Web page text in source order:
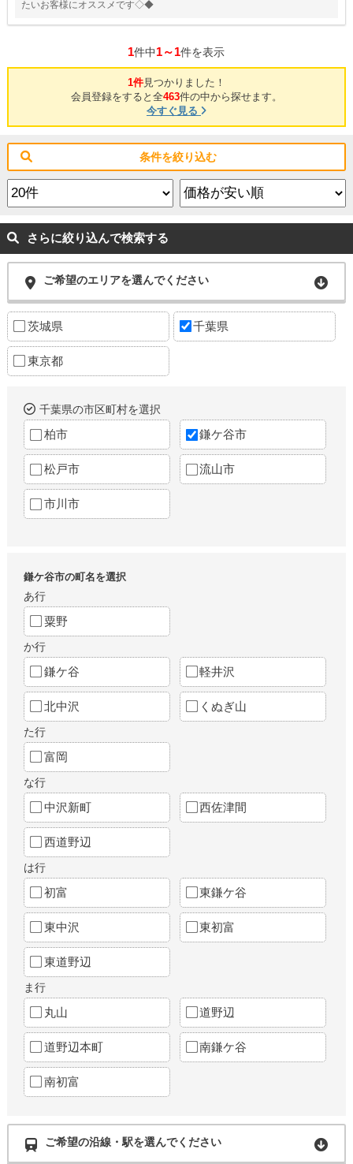
たいお客様にオススメです◇◆
1件中1～1件を表示
1件見つかりました！
会員登録をすると全463件の中から探せます。
今すぐ見る
条件を絞り込む
さらに絞り込んで検索する
ご希望のエリアを選んでください
茨城県 千葉県
東京都
千葉県の市区町村を選択
柏市 鎌ケ谷市
松戸市 流山市
市川市
鎌ケ谷市の町名を選択
あ行
粟野
か行
鎌ケ谷 軽井沢
北中沢 くぬぎ山
た行
富岡
な行
中沢新町 西佐津間
西道野辺
は行
初富 東鎌ケ谷
東中沢 東初富
東道野辺
ま行
丸山 道野辺
道野辺本町 南鎌ケ谷
南初富
ご希望の沿線・駅を選んでください